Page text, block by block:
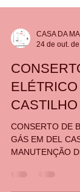
24 de out.